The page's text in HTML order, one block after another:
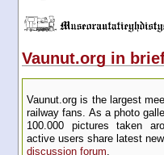
Vaunut.org in
Vaunut.org is the largest
railway fans. As a photo
100.000 pictures taken
active users share latest
discussion forum